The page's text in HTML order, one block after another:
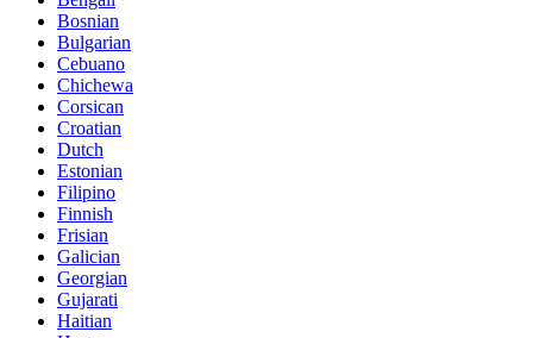
Bosnian
Bulgarian
Cebuano
Chichewa
Corsican
Croatian
Dutch
Estonian
Filipino
Finnish
Frisian
Galician
Georgian
Gujarati
Haitian